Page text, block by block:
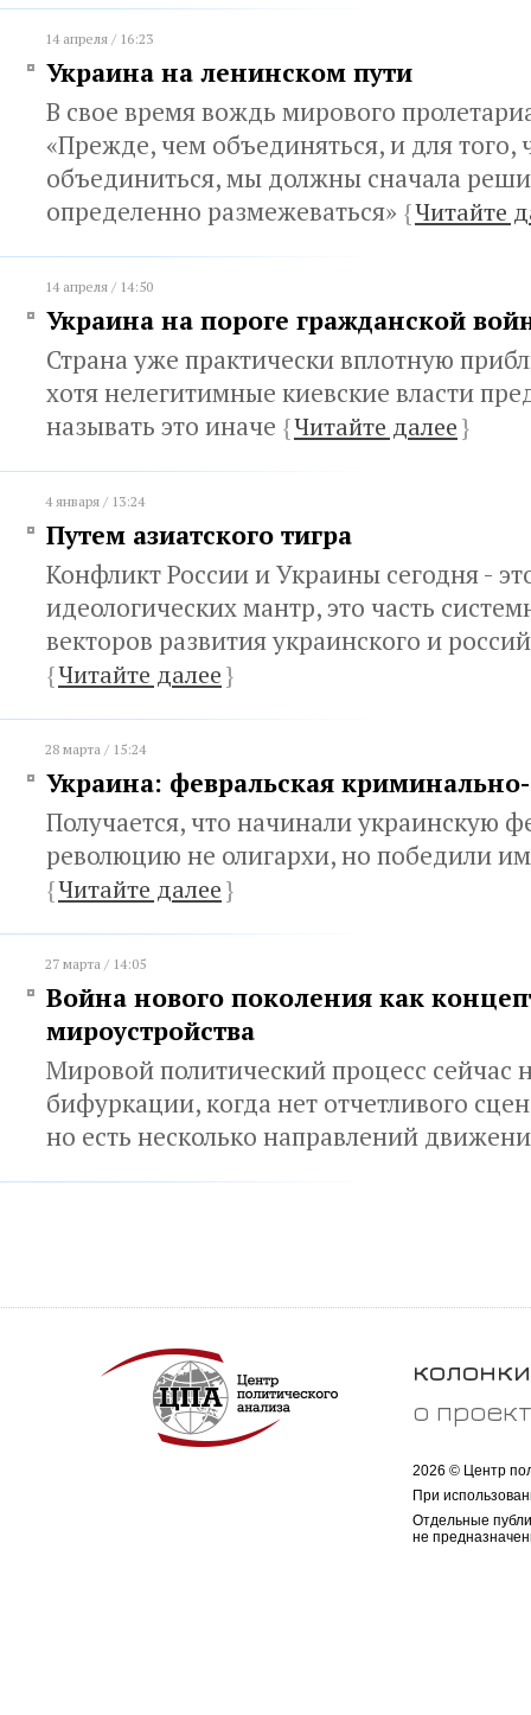
14 апреля / 16:23
Украина на ленинском пути
В свое время вождь мирового
«Прежде, чем объединяться, и для того,
объединиться, мы должны сначала
определенно размежеваться» {Читайте
14 апреля / 14:50
Украина на пороге гражданской
Страна уже практически вплотную
хотя нелегитимные киевские власти
называть это иначе {Читайте далее}
4 января / 13:24
Путем азиатского тигра
Конфликт России и Украины сегодня -
идеологических мантр, это часть
векторов развития украинского и
{Читайте далее}
28 марта / 15:24
Украина: февральская
Получается, что начинали украинскую
революцию не олигархи, но победили
{Читайте далее}
27 марта / 14:05
Война нового поколения как
мироустройства
Мировой политический процесс сейчас
бифуркации, когда нет отчетливого
но есть несколько направлений
колонки
о
2026 © Центр
При
Отдельные
не